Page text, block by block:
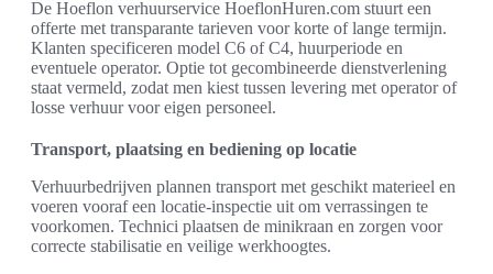
De Hoeflon verhuurservice HoeflonHuren.com stuurt een
offerte met transparante tarieven voor korte of lange termijn.
Klanten specificeren model C6 of C4, huurperiode en
eventuele operator. Optie tot gecombineerde dienstverlening
staat vermeld, zodat men kiest tussen levering met operator of
losse verhuur voor eigen personeel.
Transport, plaatsing en bediening op locatie
Verhuurbedrijven plannen transport met geschikt materieel en
voeren vooraf een locatie-inspectie uit om verrassingen te
voorkomen. Technici plaatsen de minikraan en zorgen voor
correcte stabilisatie en veilige werkhoogtes.